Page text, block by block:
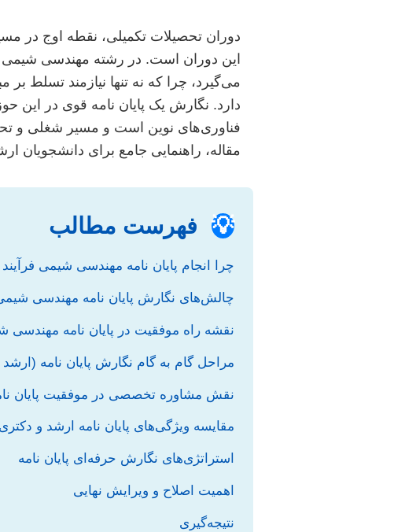
دوران تحصیلات تکمیلی، نقطه اوج در
این دوران است. در رشته مهندسی شیمی
می‌گیرد، چرا که نه تنها نیازمند تسلط
دارد. نگارش یک پایان نامه قوی در این
فناوری‌های نوین است و مسیر شغلی و
مقاله، راهنمایی جامع برای دانشجویان
💡 فهرست مطالب
چرا انجام پایان نامه مهندسی شیمی
چالش‌های نگارش پایان نامه مهندسی شیمی
نقشه راه موفقیت در پایان نامه مهندسی
مراحل گام به گام نگارش پایان نامه
نقش مشاوره تخصصی در موفقیت پایان
مقایسه ویژگی‌های پایان نامه ارشد و
استراتژی‌های نگارش حرفه‌ای پایان نامه
اهمیت اصلاح و ویرایش نهایی
نتیجه‌گیری